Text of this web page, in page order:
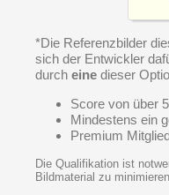
*Die Referenzbilder
sich der Entwickler
durch eine dieser
Score von über
Mindestens ein
Premium
Die Qualifikation ist
Bildmaterial zu